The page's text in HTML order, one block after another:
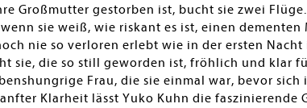
Großmutter gestorben ist, bucht sie zwei
sie weiß, wie riskant es ist, einen
nie so verloren erlebt wie in der ersten
sie, die so still geworden ist, fröhlich und klar
Frau, die sie einmal war, bevor
Klarheit lässt Yuko Kuhn die